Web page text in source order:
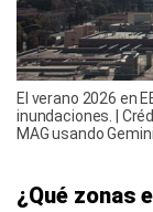
El verano 2026 en
inundaciones. |
MAG usando Gemini
¿Qué zonas